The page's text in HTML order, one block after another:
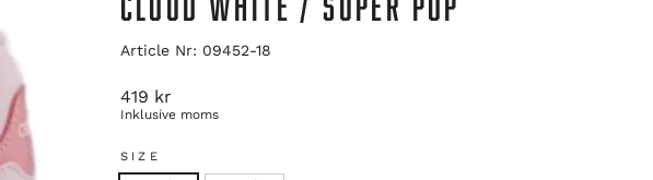
Article Nr: 09452-18
Ordinarie
pris
419 kr
Inklusive moms
SIZE